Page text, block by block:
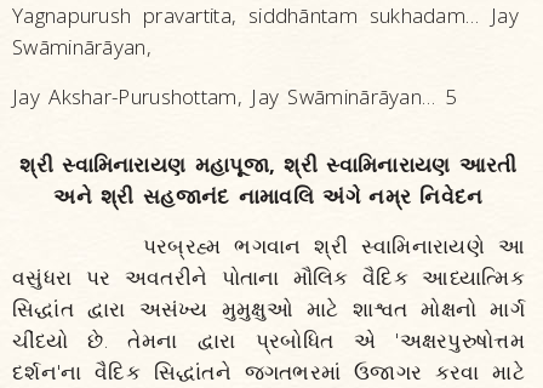
Yagnapurush pravartita, siddhāntam sukhadam… Jay
Swāminārāyan,
Jay Akshar-Purushottam, Jay Swāminārāyan… 5
શ્રી સ્વામિનારાયણ મહાપૂજા, શ્રી સ્વામિનારાયણ આરતી
અને શ્રી સહજાનંદ નામાવલિ અંગે નમ્ર નિવેદન
પરબ્રહ્મ ભગવાન શ્રી સ્વામિનારાયણે આ
વસુંધરા પર અવતરીને પોતાના મૌલિક વૈદિક આધ્યાત્મિક
સિદ્ધાંત દ્વારા અસંખ્ય મુમુક્ષુઓ માટે શાશ્વત મોક્ષનો માર્ગ
ચીંધ્યો છે. તેમના દ્વારા પ્રબોધિત એ 'અક્ષરપુરુષોત્તમ
દર્શન'ના વૈદિક સિદ્ધાંતને જગતભરમાં ઉજાગર કરવા માટે